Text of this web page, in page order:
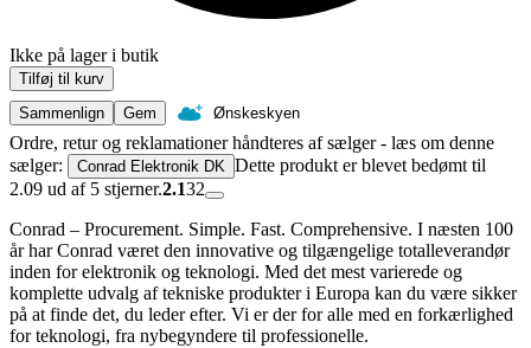
Ikke på lager i butik
Tilføj til kurv
Sammenlign
Gem Ønskeskyen
Ordre, retur og reklamationer håndteres af sælger - læs om denne
sælger:
Conrad Elektronik DK Dette produkt er blevet bedømt til
2.09 ud af 5 stjerner.2.132
Conrad – Procurement. Simple. Fast. Comprehensive. I næsten 100
år har Conrad været den innovative og tilgængelige totalleverandør
inden for elektronik og teknologi. Med det mest varierede og
komplette udvalg af tekniske produkter i Europa kan du være sikker
på at finde det, du leder efter. Vi er der for alle med en forkærlighed
for teknologi, fra nybegyndere til professionelle.